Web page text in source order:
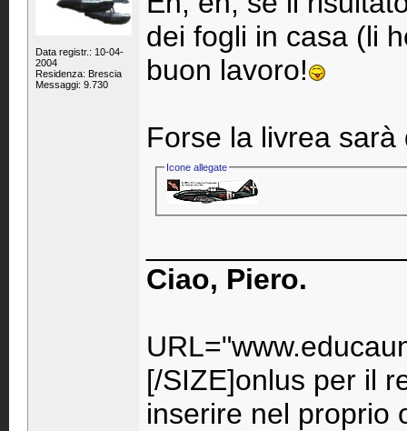
Data registr.: 10-04-
2004
Residenza: Brescia
Messaggi: 9.730
dei fogli in casa (li
buon lavoro!
Forse la livrea sarà
Icone allegate
Ciao, Piero.
[/SIZE]onlus per il
inserire nel proprio